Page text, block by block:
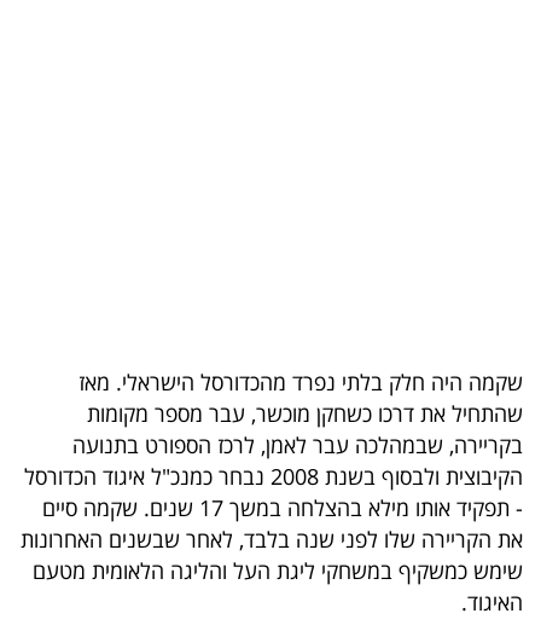
TOP-
5
המילון
הכלכלי
פודקאסט
שקמה היה חלק בלתי נפרד מהכדורסל הישראלי. מאז
שהתחיל את דרכו כשחקן מוכשר, עבר מספר מקומות
בקריירה, שבמהלכה עבר לאמן, לרכז הספורט בתנועה
הקיבוצית ולבסוף בשנת 2008 נבחר כמנכ"ל איגוד הכדורסל
- תפקיד אותו מילא בהצלחה במשך 17 שנים. שקמה סיים
את הקריירה שלו לפני שנה בלבד, לאחר שבשנים האחרונות
שימש כמשקיף במשחקי ליגת העל והליגה הלאומית מטעם
האיגוד.